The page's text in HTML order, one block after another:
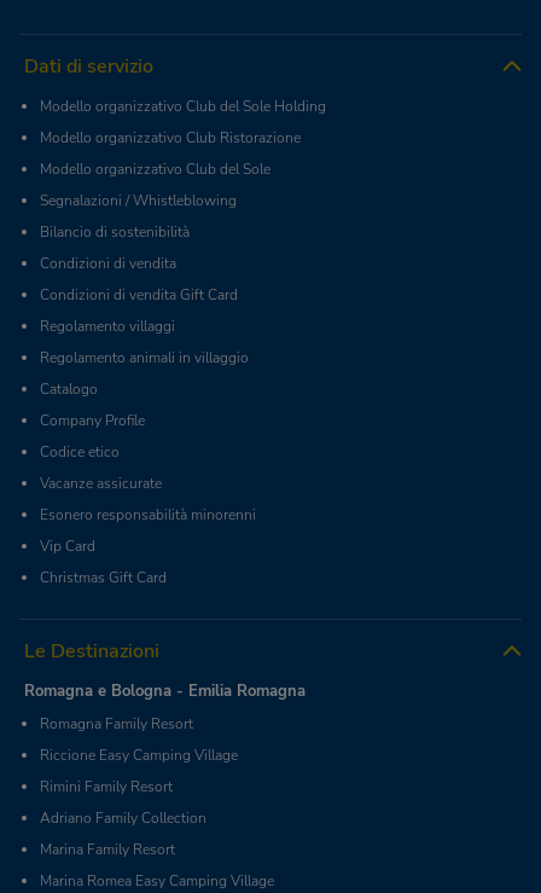
Dati di servizio
Modello organizzativo Club del Sole Holding
Modello organizzativo Club Ristorazione
Modello organizzativo Club del Sole
Segnalazioni / Whistleblowing
Bilancio di sostenibilità
Condizioni di vendita
Condizioni di vendita Gift Card
Regolamento villaggi
Regolamento animali in villaggio
Catalogo
Company Profile
Codice etico
Vacanze assicurate
Esonero responsabilità minorenni
Vip Card
Christmas Gift Card
Le Destinazioni
Romagna e Bologna - Emilia Romagna
Romagna Family Resort
Riccione Easy Camping Village
Rimini Family Resort
Adriano Family Collection
Marina Family Resort
Marina Romea Easy Camping Village